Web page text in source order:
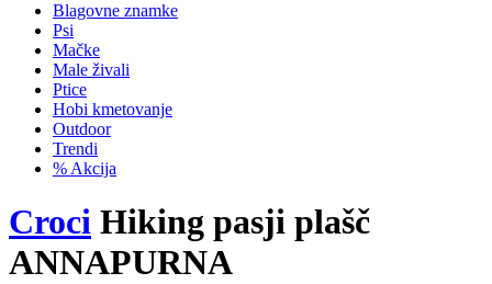
Blagovne znamke
Psi
Mačke
Male živali
Ptice
Hobi kmetovanje
Outdoor
Trendi
% Akcija
Croci Hiking pasji plašč
ANNAPURNA